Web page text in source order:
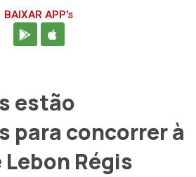
BAIXAR APP's
estão
para concorrer à
Régis